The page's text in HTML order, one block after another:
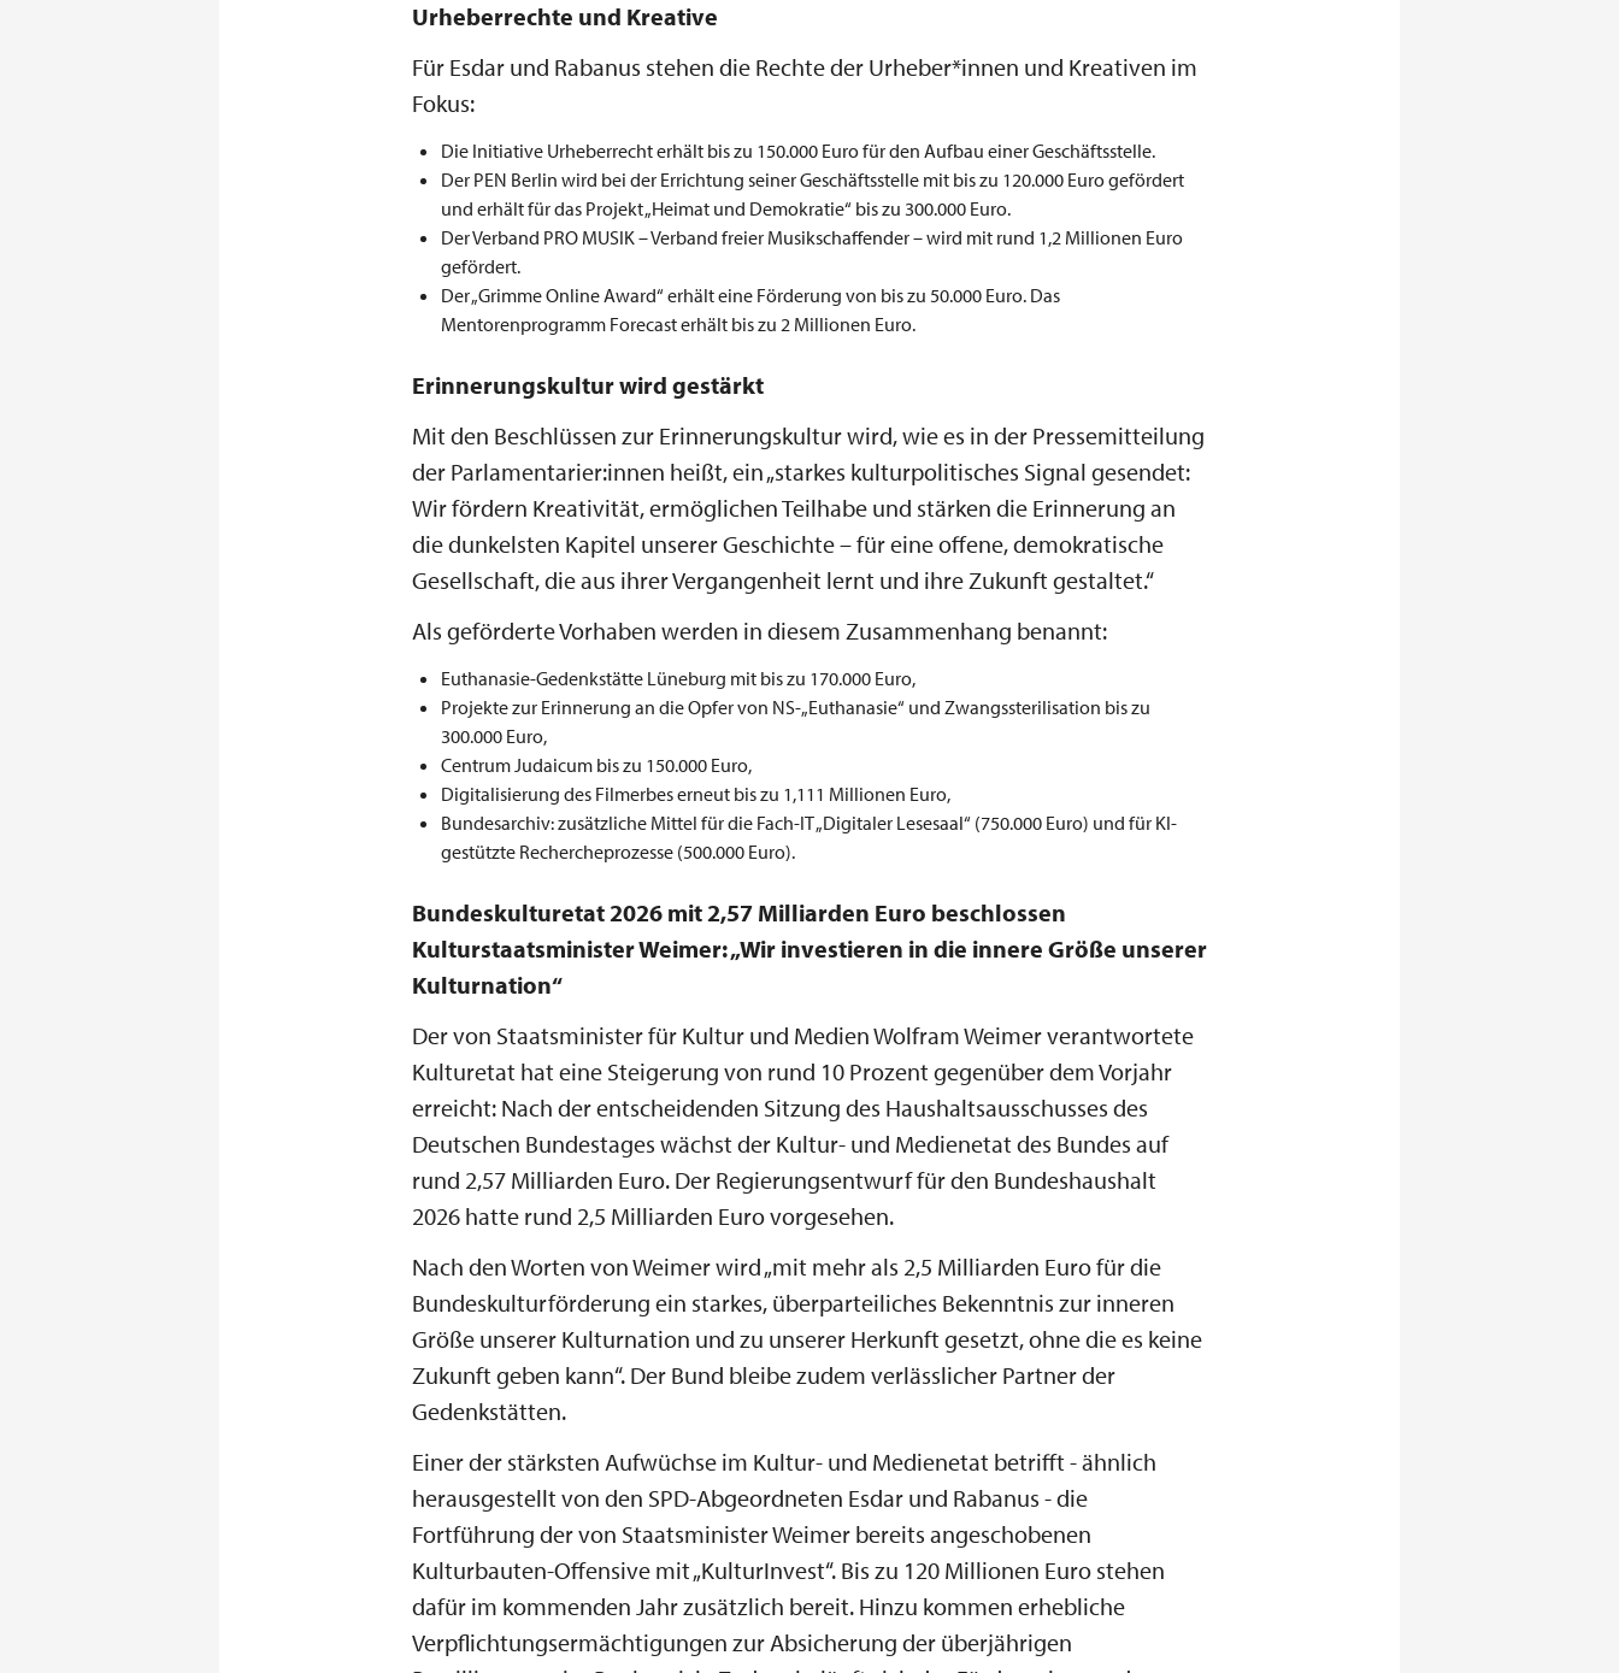
Urheberrechte und Kreative
Für Esdar und Rabanus stehen die Rechte der Urheber*innen und Kreativen im
Fokus:
Die Initiative Urheberrecht erhält bis zu 150.000 Euro für den Aufbau einer Geschäftsstelle.
Der PEN Berlin wird bei der Errichtung seiner Geschäftsstelle mit bis zu 120.000 Euro gefördert
und erhält für das Projekt „Heimat und Demokratie“ bis zu 300.000 Euro.
Der Verband PRO MUSIK – Verband freier Musikschaffender – wird mit rund 1,2 Millionen Euro
gefördert.
Der „Grimme Online Award“ erhält eine Förderung von bis zu 50.000 Euro. Das
Mentorenprogramm Forecast erhält bis zu 2 Millionen Euro.
Erinnerungskultur wird gestärkt
Mit den Beschlüssen zur Erinnerungskultur wird, wie es in der Pressemitteilung
der Parlamentarier:innen heißt, ein „starkes kulturpolitisches Signal gesendet:
Wir fördern Kreativität, ermöglichen Teilhabe und stärken die Erinnerung an
die dunkelsten Kapitel unserer Geschichte – für eine offene, demokratische
Gesellschaft, die aus ihrer Vergangenheit lernt und ihre Zukunft gestaltet.“
Als geförderte Vorhaben werden in diesem Zusammenhang benannt:
Euthanasie-Gedenkstätte Lüneburg mit bis zu 170.000 Euro,
Projekte zur Erinnerung an die Opfer von NS-„Euthanasie“ und Zwangssterilisation bis zu
300.000 Euro,
Centrum Judaicum bis zu 150.000 Euro,
Digitalisierung des Filmerbes erneut bis zu 1,111 Millionen Euro,
Bundesarchiv: zusätzliche Mittel für die Fach-IT „Digitaler Lesesaal“ (750.000 Euro) und für KI-
gestützte Rechercheprozesse (500.000 Euro).
Bundeskulturetat 2026 mit 2,57 Milliarden Euro beschlossen
Kulturstaatsminister Weimer: „Wir investieren in die innere Größe unserer
Kulturnation“
Der von Staatsminister für Kultur und Medien Wolfram Weimer verantwortete
Kulturetat hat eine Steigerung von rund 10 Prozent gegenüber dem Vorjahr
erreicht: Nach der entscheidenden Sitzung des Haushaltsausschusses des
Deutschen Bundestages wächst der Kultur- und Medienetat des Bundes auf
rund 2,57 Milliarden Euro. Der Regierungsentwurf für den Bundeshaushalt
2026 hatte rund 2,5 Milliarden Euro vorgesehen.
Nach den Worten von Weimer wird „mit mehr als 2,5 Milliarden Euro für die
Bundeskulturförderung ein starkes, überparteiliches Bekenntnis zur inneren
Größe unserer Kulturnation und zu unserer Herkunft gesetzt, ohne die es keine
Zukunft geben kann“. Der Bund bleibe zudem verlässlicher Partner der
Gedenkstätten.
Einer der stärksten Aufwüchse im Kultur- und Medienetat betrifft - ähnlich
herausgestellt von den SPD-Abgeordneten Esdar und Rabanus - die
Fortführung der von Staatsminister Weimer bereits angeschobenen
Kulturbauten-Offensive mit „KulturInvest“. Bis zu 120 Millionen Euro stehen
dafür im kommenden Jahr zusätzlich bereit. Hinzu kommen erhebliche
Verpflichtungsermächtigungen zur Absicherung der überjährigen